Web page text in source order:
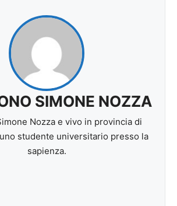
SIMONE NOZZA
Nozza e vivo in provincia di
studente universitario presso la
sapienza.